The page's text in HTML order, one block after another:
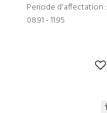
Periode d'affectation :
08.91 - 11.95